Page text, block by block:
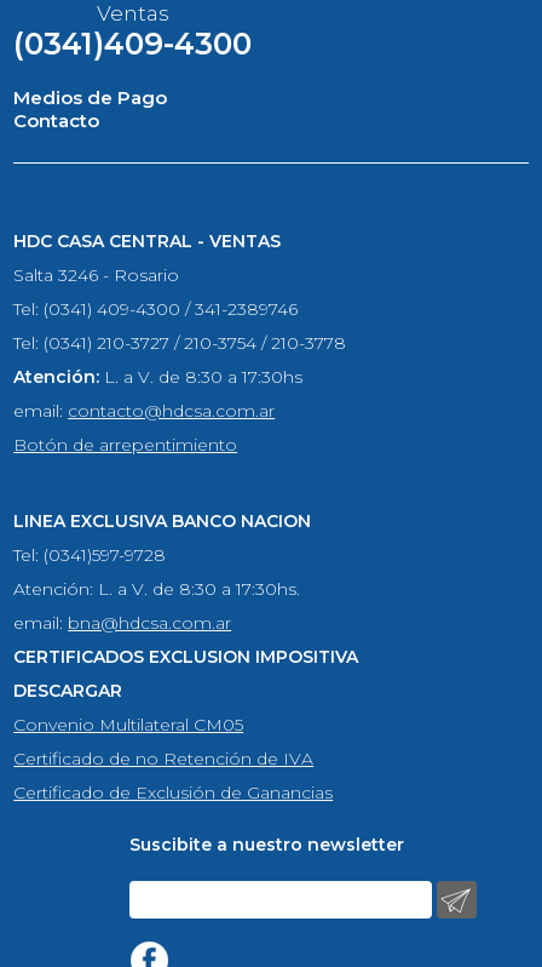
Ventas
(0341)409-4300
Medios de Pago
Contacto
HDC CASA CENTRAL - VENTAS
Salta 3246 - Rosario
Tel: (0341) 409-4300 / 341-2389746
Tel: (0341) 210-3727 / 210-3754 / 210-3778
Atención: L. a V. de 8:30 a 17:30hs
email: contacto@hdcsa.com.ar
Botón de arrepentimiento
LINEA EXCLUSIVA BANCO NACION
Tel: (0341)597-9728
Atención: L. a V. de 8:30 a 17:30hs.
email: bna@hdcsa.com.ar
CERTIFICADOS EXCLUSION IMPOSITIVA
DESCARGAR
Convenio Multilateral CM05
Certificado de no Retención de IVA
Certificado de Exclusión de Ganancias
Suscibite a nuestro newsletter